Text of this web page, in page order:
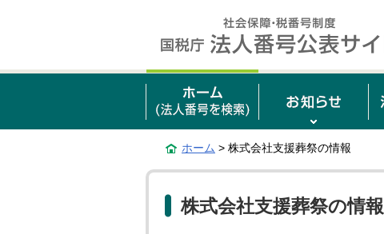
ホーム > 株式会社支援葬祭の情報
株式会社支援葬祭の情報